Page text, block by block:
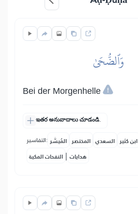
وَٱلضُّحَىٰ
Bei der Morgenhelle
ఇతర అనువాదాలు చూడండి.
التفاسير: المُيسَّر المختصر السعدي ابن كثير
النفحات المكية | هدايات